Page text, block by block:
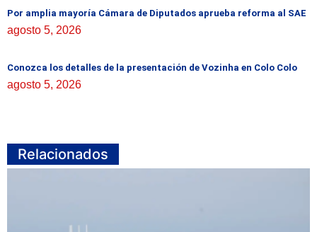
Por amplia mayoría Cámara de Diputados aprueba reforma al SAE
agosto 5, 2026
Conozca los detalles de la presentación de Vozinha en Colo Colo
agosto 5, 2026
Relacionados